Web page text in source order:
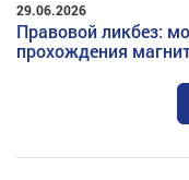
29.06.2026
Правовой ликбез:
прохождения